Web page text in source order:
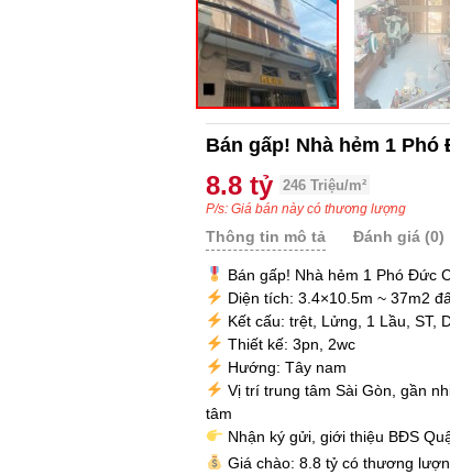
Bán gấp! Nhà hẻm 1
8.8 tỷ 246 Triệu/m²
P/s: Giá bán này có thương lượng
Thông tin mô tả Đánh giá (0)
Bán gấp! Nhà hẻm 1 Phó Đức
Diện tích: 3.4×10.5m ~ 37m2
Kết cấu: trệt, Lửng, 1 Lầu, ST,
Thiết kế: 3pn, 2wc
Hướng: Tây nam
Vị trí trung tâm Sài Gòn, gần
tâm
Nhận ký gửi, giới thiệu BĐS
Giá chào: 8.8 tỷ có thương